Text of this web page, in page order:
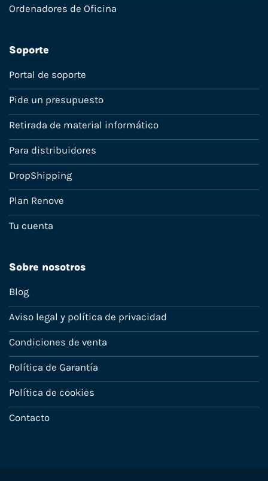
Ordenadores de Oficina
Soporte
Portal de soporte
Pide un presupuesto
Retirada de material informático
Para distribuidores
DropShipping
Plan Renove
Tu cuenta
Sobre nosotros
Blog
Aviso legal y política de privacidad
Condiciones de venta
Política de Garantía
Política de cookies
Contacto